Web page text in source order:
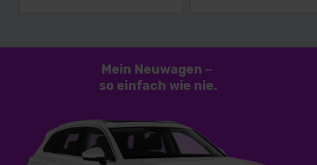
Mein Neuwagen –
so einfach wie nie.